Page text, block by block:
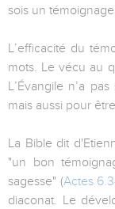
sois un
L’efficacité du
mots. Le vécu au
L’Évangile n’a
mais aussi pour
La Bible dit
"un bon
sagesse" (Actes
diaconat. Le